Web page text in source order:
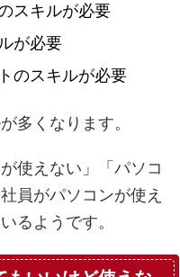
スキルが必要
が必要
のスキルが必要
多くなります。
使えない」「パソコ
員がパソコンが使え
るようです。